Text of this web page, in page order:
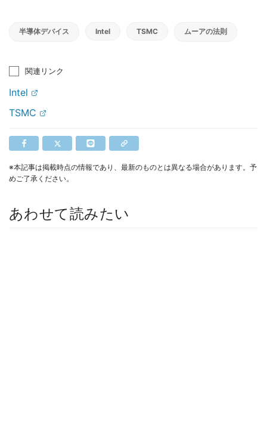
半導体デバイス Intel TSMC ムーアの法則
関連リンク
Intel
TSMC
※本記事は掲載時点の情報であり、最新のものとは異なる場合があります。予
めご了承ください。
あわせて読みたい